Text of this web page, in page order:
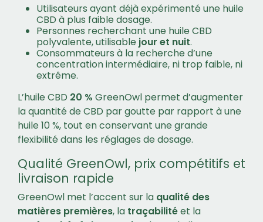
Utilisateurs ayant déjà expérimenté une huile
CBD à plus faible dosage.
Personnes recherchant une huile CBD
polyvalente, utilisable jour et nuit.
Consommateurs à la recherche d’une
concentration intermédiaire, ni trop faible, ni
extrême.
L’huile CBD 20 % GreenOwl permet d’augmenter
la quantité de CBD par goutte par rapport à une
huile 10 %, tout en conservant une grande
flexibilité dans les réglages de dosage.
Qualité GreenOwl, prix compétitifs et
livraison rapide
GreenOwl met l’accent sur la qualité des
matières premières, la traçabilitéet la